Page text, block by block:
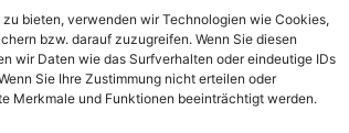
zu bieten, verwenden wir Technologien wie Cookies,
bzw. darauf zuzugreifen. Wenn Sie diesen
wir Daten wie das Surfverhalten oder eindeutige IDs
Sie Ihre Zustimmung nicht erteilen oder
Merkmale und Funktionen beeinträchtigt werden.